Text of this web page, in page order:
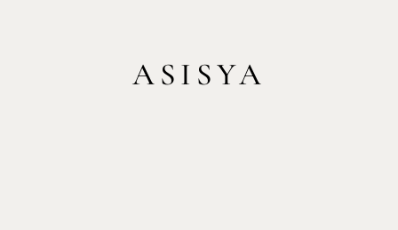
ASISYA